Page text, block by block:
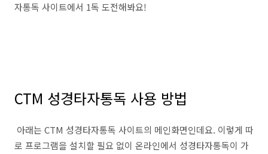
자통독 사이트에서 1독 도전해봐요!
CTM 성경타자통독 사용 방법
아래는 CTM 성경타자통독 사이트의 메인화면인데요. 이렇게 따
로 프로그램을 설치할 필요 없이 온라인에서 성경타자통독이 가